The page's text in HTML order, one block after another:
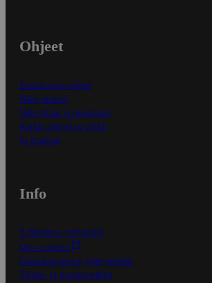
Ohjeet
Ensitilaajan ohjeet
Näin maksat
Näin tilaat ja muokkaat
Kaikki ohjeet ja vinkit
In English
Info
S-Business yrityksille
Oiva-raportit
Osuuskauppojen yhteystiedot
Tilaus- ja toimitusehdot